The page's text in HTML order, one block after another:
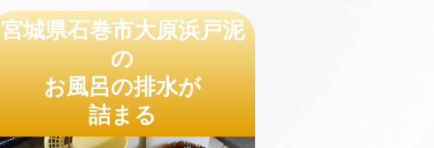
宮城県石巻市大原浜戸泥
の
お風呂の排水が
詰まる